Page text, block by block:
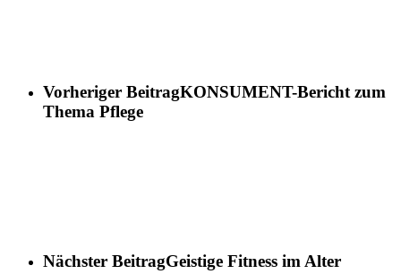
Vorheriger BeitragKONSUMENT-Bericht zum
Thema Pflege
Nächster BeitragGeistige Fitness im Alter